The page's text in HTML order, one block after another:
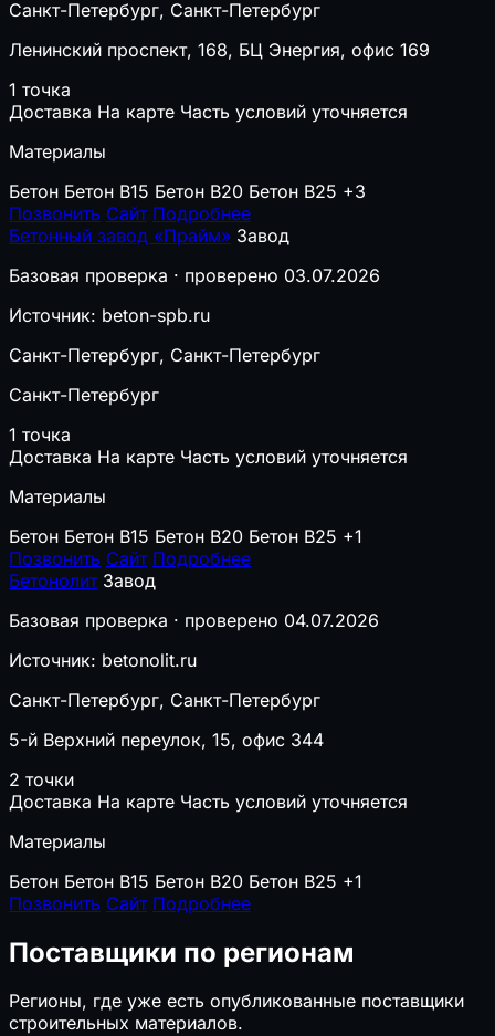
Санкт-Петербург, Санкт-Петербург
Ленинский проспект, 168, БЦ Энергия, офис 169
1 точка
Доставка На карте Часть условий уточняется
Материалы
Бетон Бетон B15 Бетон B20 Бетон B25 +3
Позвонить Сайт Подробнее
Бетонный завод «Прайм» Завод
Базовая проверка · проверено 03.07.2026
Источник: beton-spb.ru
Санкт-Петербург, Санкт-Петербург
Санкт-Петербург
1 точка
Доставка На карте Часть условий уточняется
Материалы
Бетон Бетон B15 Бетон B20 Бетон B25 +1
Позвонить Сайт Подробнее
Бетонолит Завод
Базовая проверка · проверено 04.07.2026
Источник: betonolit.ru
Санкт-Петербург, Санкт-Петербург
5-й Верхний переулок, 15, офис 344
2 точки
Доставка На карте Часть условий уточняется
Материалы
Бетон Бетон B15 Бетон B20 Бетон B25 +1
Позвонить Сайт Подробнее
Поставщики по регионам
Регионы, где уже есть опубликованные поставщики
строительных материалов.